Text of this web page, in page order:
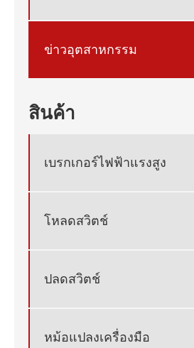
ข่าวอุตสาหกรรม
สินค้า
เบรกเกอร์ไฟฟ้าแรงสูง
โหลดสวิตช์
ปลดสวิตช์
หม้อแปลงเครื่องมือ